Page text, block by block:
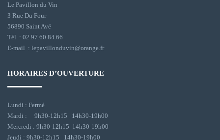
Le Pavillon du Vin
3 Rue Du Four
56890 Saint Avé
Tél. : 02.97.60.84.66
E-mail : lepavillonduvin@orange.fr
HORAIRES D’OUVERTURE
Lundi : Fermé
Mardi : 9h30-12h15 14h30-19h00
Mercredi : 9h30-12h15 14h30-19h00
Jeudi : 9h30-12h15 14h30-19h00